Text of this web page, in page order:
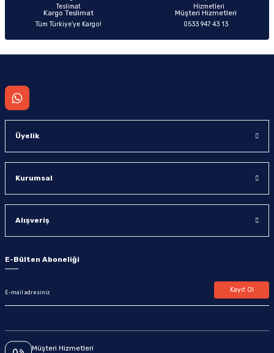
Kargo Teslimat
Tüm Türkiye’ye Kargo!
Müşteri Hizmetleri
0533 947 43 13
Üyelik
Kurumsal
Alışveriş
E-Bülten Aboneliği
Kayıt Ol
Müşteri Hizmetleri